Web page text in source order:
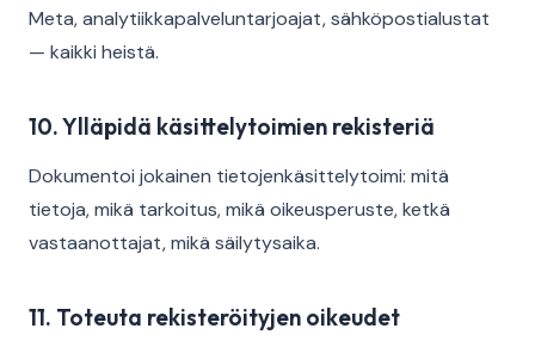
Meta, analytiikkapalveluntarjoajat, sähköpostialustat
— kaikki heistä.
10. Ylläpidä käsittelytoimien rekisteriä
Dokumentoi jokainen tietojenkäsittelytoimi: mitä
tietoja, mikä tarkoitus, mikä oikeusperuste, ketkä
vastaanottajat, mikä säilytysaika.
11. Toteuta rekisteröityjen oikeudet